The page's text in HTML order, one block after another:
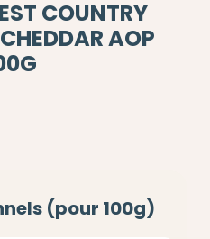
COUNTRY
AOP
(pour 100g)